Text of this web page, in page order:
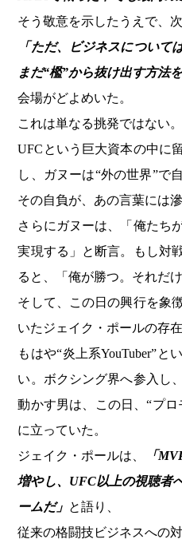
そう敬意を示したうえで、
「ただ、ビジネスについて
まだ“檻”から抜け出す方法
会場がどよめいた。
これは単なる挑発ではない。
UFCという巨大資本の中に
し、ガヌーは“外の世界”で
その自負が、あの言葉には滲
さらにガヌーは、「俺たち
実現する」と断言。もし対
ると、「俺が勝つ。それだ
そして、この日の興行を象
いたジェイク・ポールの存在
もはや“炎上系YouTuber”と
い。ボクシング界へ参入し
動かす男は、この日、“プ
に立っていた。
ジェイク・ポールは、
「
増やし、UFC以上の視聴者
ームだ」 と語り、
従来の格闘技ビジネスへの